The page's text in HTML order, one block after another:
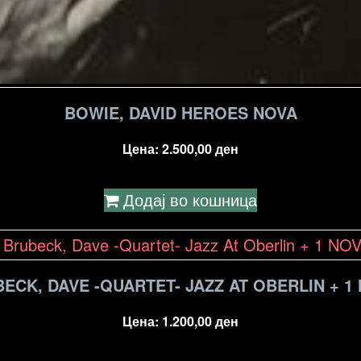
BOWIE, DAVID HEROES NOVA
Цена: 2.500,00ден
Додај во кошница
DAVE -QUARTET- JAZZ AT OBERLIN + 1
Цена: 1.200,00ден